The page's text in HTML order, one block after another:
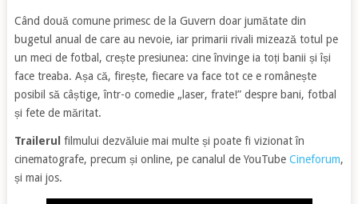
Când două comune primesc de la Guvern doar jumătate din
bugetul anual de care au nevoie, iar primarii rivali mizează totul pe
un meci de fotbal, crește presiunea: cine învinge ia toți banii și își
face treaba. Așa că, firește, fiecare va face tot ce e românește
posibil să câștige, într-o comedie „laser, frate!” despre bani, fotbal
și fete de măritat.
Trailerul filmului dezvăluie mai multe și poate fi vizionat în
cinematografe, precum și online, pe canalul de YouTube Cineforum,
și mai jos.